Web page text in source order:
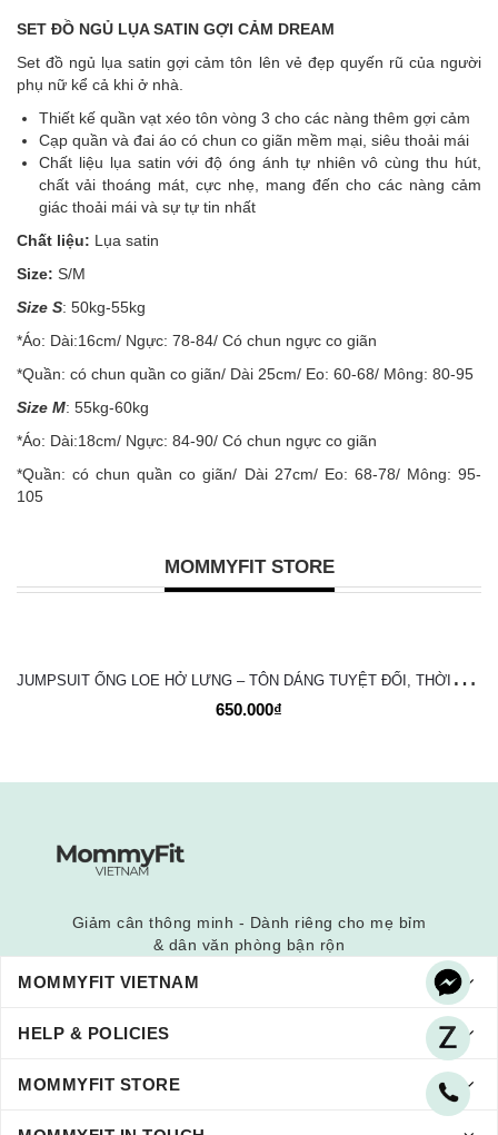
SET ĐỒ NGỦ LỤA SATIN GỢI CẢM DREAM
Set đồ ngủ lụa satin gợi cảm tôn lên vẻ đẹp quyến rũ của người
phụ nữ kể cả khi ở nhà.
Thiết kế quần vạt xéo tôn vòng 3 cho các nàng thêm gợi cảm
Cạp quần và đai áo có chun co giãn mềm mại, siêu thoải mái
Chất liệu lụa satin với độ óng ánh tự nhiên vô cùng thu hút,
chất vải thoáng mát, cực nhẹ, mang đến cho các nàng cảm
giác thoải mái và sự tự tin nhất
Chất liệu: Lụa satin
Size: S/M
Size S: 50kg-55kg
*Áo: Dài:16cm/ Ngực: 78-84/ Có chun ngực co giãn
*Quần: có chun quần co giãn/ Dài 25cm/ Eo: 60-68/ Mông: 80-95
Size M: 55kg-60kg
*Áo: Dài:18cm/ Ngực: 84-90/ Có chun ngực co giãn
*Quần: có chun quần co giãn/ Dài 27cm/ Eo: 68-78/ Mông: 95-
105
MOMMYFIT STORE
J
UMPSUIT ỐNG LOE HỞ LƯNG – TÔN DÁNG TUYỆT ĐỐI, THỜI TRANG VÀ NĂNG ĐỘNG
650.000₫
Giảm cân thông minh - Dành riêng cho mẹ bỉm
& dân văn phòng bận rộn
MOMMYFIT VIETNAM
HELP & POLICIES
MOMMYFIT STORE